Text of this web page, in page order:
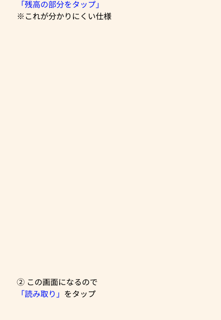
「残高の部分をタップ」
※これが分かりにくい仕様
② この画面になるので
「読み取り」 をタップ